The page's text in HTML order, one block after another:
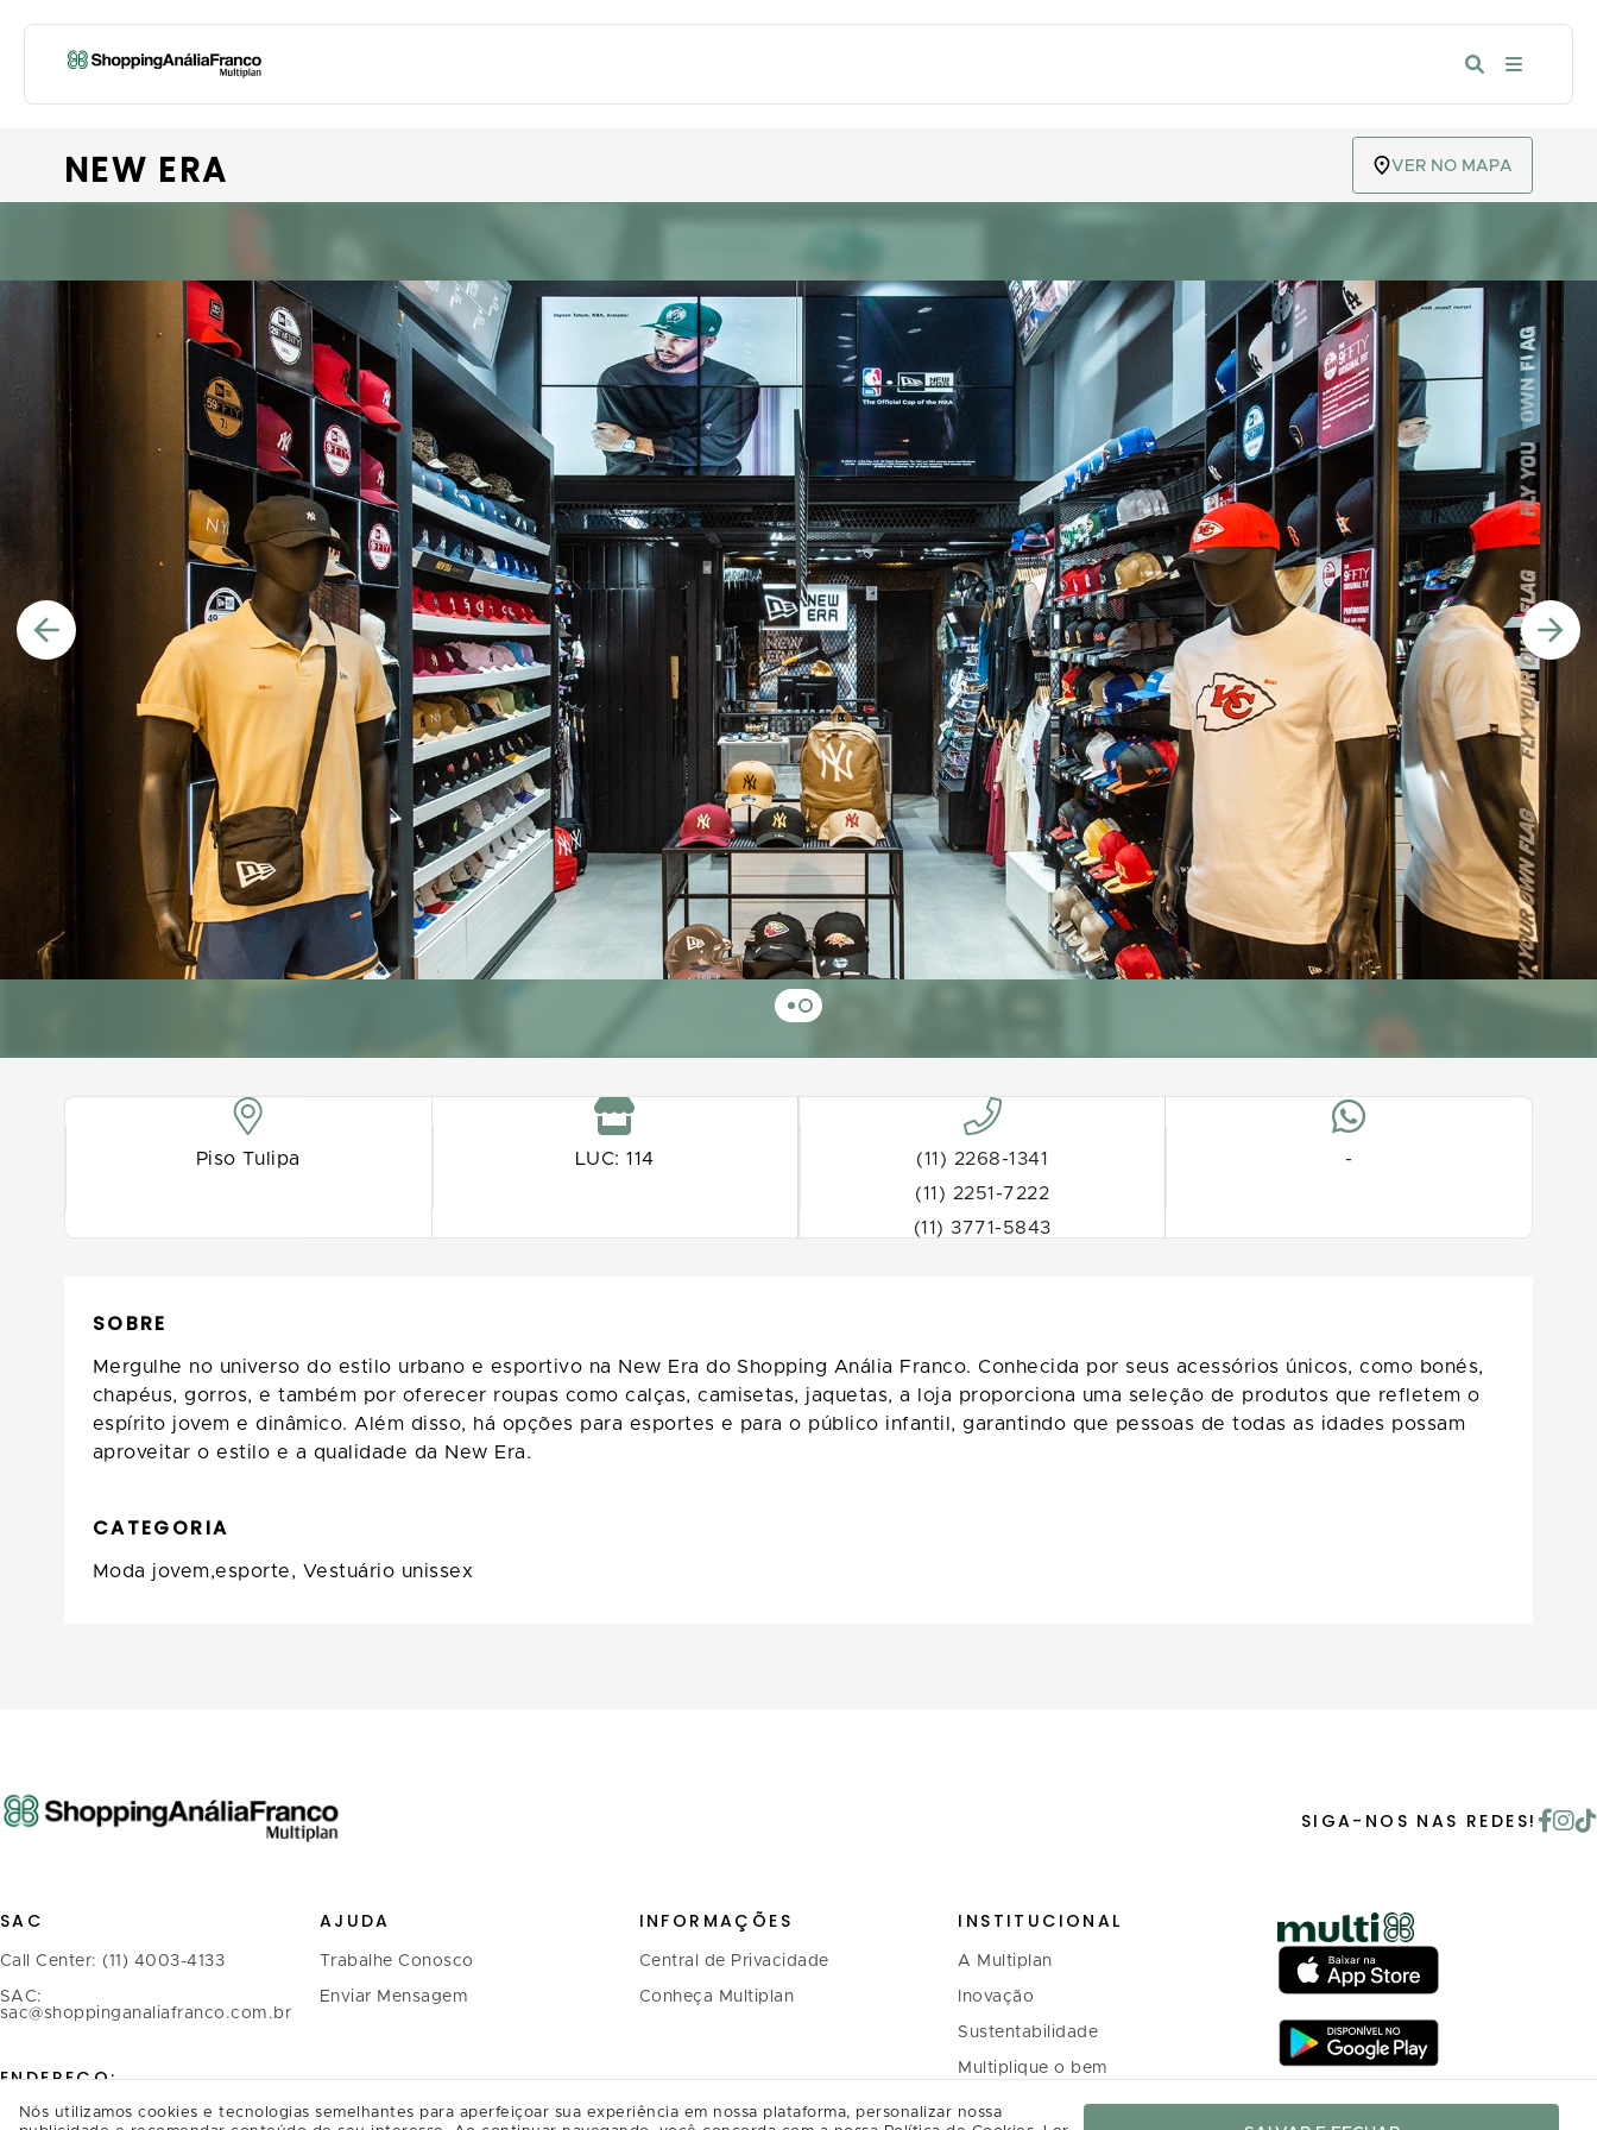
NEW ERA VER NO MAPA
Piso Tulipa LUC: 114
(11) 2268-1341
(11) 2251-7222
(11) 3771-5843
-
SOBRE
Mergulhe no universo do estilo urbano e esportivo na New Era do Shopping Anália Franco. Conhecida por seus acessórios únicos, como bonés,
chapéus, gorros, e também por oferecer roupas como calças, camisetas, jaquetas, a loja proporciona uma seleção de produtos que refletem o
espírito jovem e dinâmico. Além disso, há opções para esportes e para o público infantil, garantindo que pessoas de todas as idades possam
aproveitar o estilo e a qualidade da New Era.
CATEGORIA
Moda jovem,esporte, Vestuário unissex
SIGA-NOS NAS REDES!
SAC
Call Center: (11) 4003-4133
SAC:
sac@shoppinganaliafranco.com.br
ENDEREÇO:
Avenida Regente Feijó, 1.739 -
AJUDA
Trabalhe Conosco
Enviar Mensagem
INFORMAÇÕES
Central de Privacidade
Conheça Multiplan
INSTITUCIONAL
A Multiplan
Inovação
Sustentabilidade
Multiplique o bem
Nós utilizamos cookies e tecnologias semelhantes para aperfeiçoar sua experiência em nossa plataforma, personalizar nossa